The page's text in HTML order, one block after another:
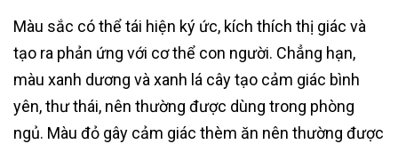
Màu sắc có thể tái hiện ký ức, kích thích thị giác và
tạo ra phản ứng với cơ thể con người. Chẳng hạn,
màu xanh dương và xanh lá cây tạo cảm giác bình
yên, thư thái, nên thường được dùng trong phòng
ngủ. Màu đỏ gây cảm giác thèm ăn nên thường được